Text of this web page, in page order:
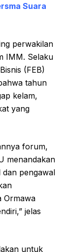
Suara
perwakilan
IMM. Selaku
(FEB)
tahun
kelam,
yang
forum,
menandakan
dan pengawal
Ormawa
jelas
untuk